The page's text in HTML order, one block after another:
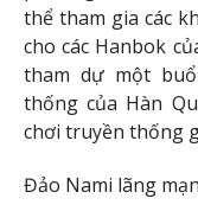
thể tham gia các
cho các Hanbok
tham dự một
thống của Hàn
chơi truyền thống
Đảo Nami lãng mạn